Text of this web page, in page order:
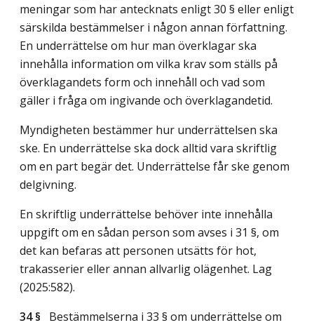
meningar som har antecknats enligt 30 § eller enligt
särskilda bestämmelser i någon annan författning.
En underrättelse om hur man överklagar ska
innehålla information om vilka krav som ställs på
överklagandets form och innehåll och vad som
gäller i fråga om ingivande och överklagandetid.
Myndigheten bestämmer hur underrättelsen ska
ske. En underrättelse ska dock alltid vara skriftlig
om en part begär det. Underrättelse får ske genom
delgivning.
En skriftlig underrättelse behöver inte innehålla
uppgift om en sådan person som avses i 31 §, om
det kan befaras att personen utsätts för hot,
trakasserier eller annan allvarlig olägenhet. Lag
(2025:582).
34 § Bestämmelserna i 33 § om underrättelse om